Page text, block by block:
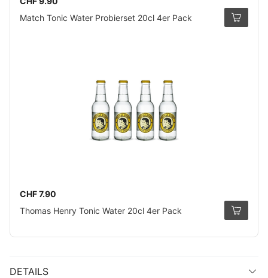
Match Tonic Water Probierset 20cl 4er Pack
CHF 7.90
Thomas Henry Tonic Water 20cl 4er Pack
DETAILS